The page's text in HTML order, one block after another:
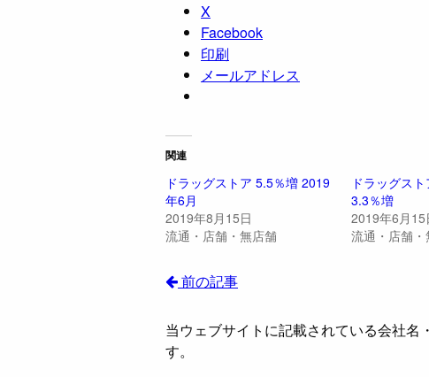
X
Facebook
印刷
メールアドレス
関連
ドラッグストア 5.5％増 2019
年6月
2019年8月15日
流通・店舗・無店舗
ドラッグス
3.3％増
2019年6月15
流通・店舗・
前の記事
当ウェブサイトに記載されている会社
す。